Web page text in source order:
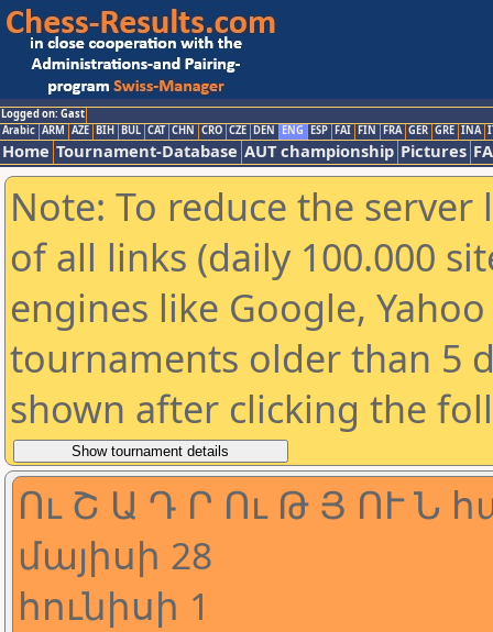
Logged on: Gast
Arabic ARM AZE BIH BUL CAT CHN CRO CZE DEN ENG ESP FAI FIN FRA GER GRE INA
Home Tournament-Database AUT championship Pictures
Note: To reduce the
of all links (daily 100.000
engines like Google,
tournaments older than 5
shown after clicking the
Ու Շ Ա Դ Ր Ու Թ Յ ՈՒ Ն
մայիսի 28
հունիսի 1